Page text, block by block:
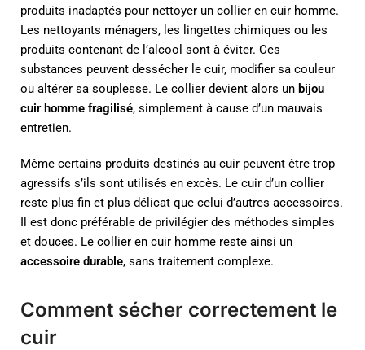
produits inadaptés pour nettoyer un collier en cuir homme.
Les nettoyants ménagers, les lingettes chimiques ou les
produits contenant de l’alcool sont à éviter. Ces
substances peuvent dessécher le cuir, modifier sa couleur
ou altérer sa souplesse. Le collier devient alors un bijou
cuir homme fragilisé, simplement à cause d’un mauvais
entretien.
Même certains produits destinés au cuir peuvent être trop
agressifs s’ils sont utilisés en excès. Le cuir d’un collier
reste plus fin et plus délicat que celui d’autres accessoires.
Il est donc préférable de privilégier des méthodes simples
et douces. Le collier en cuir homme reste ainsi un
accessoire durable, sans traitement complexe.
Comment sécher correctement le
cuir